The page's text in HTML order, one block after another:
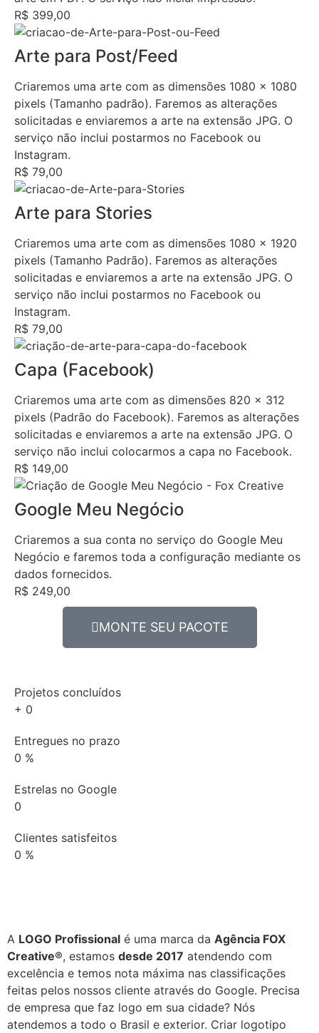
R$ 399,00
Arte para Post/Feed
Criaremos uma arte com as dimensões 1080 x 1080
pixels (Tamanho padrão). Faremos as alterações
solicitadas e enviaremos a arte na extensão JPG. O
serviço não inclui postarmos no Facebook ou
Instagram.
R$ 79,00
Arte para Stories
Criaremos uma arte com as dimensões 1080 x 1920
pixels (Tamanho Padrão). Faremos as alterações
solicitadas e enviaremos a arte na extensão JPG. O
serviço não inclui postarmos no Facebook ou
Instagram.
R$ 79,00
Capa (Facebook)
Criaremos uma arte com as dimensões 820 x 312
pixels (Padrão do Facebook). Faremos as alterações
solicitadas e enviaremos a arte na extensão JPG. O
serviço não inclui colocarmos a capa no Facebook.
R$ 149,00
Google Meu Negócio
Criaremos a sua conta no serviço do Google Meu
Negócio e faremos toda a configuração mediante os
dados fornecidos.
R$ 249,00
MONTE SEU PACOTE
Projetos concluídos
+ 0
Entregues no prazo
0 %
Estrelas no Google
0
Clientes satisfeitos
0 %
A LOGO Profissional é uma marca da Agência FOX
Creative®, estamos desde 2017 atendendo com
excelência e temos nota máxima nas classificações
feitas pelos nossos cliente através do Google. Precisa
de empresa que faz logo em sua cidade? Nós
atendemos a todo o Brasil e exterior. Criar logotipo